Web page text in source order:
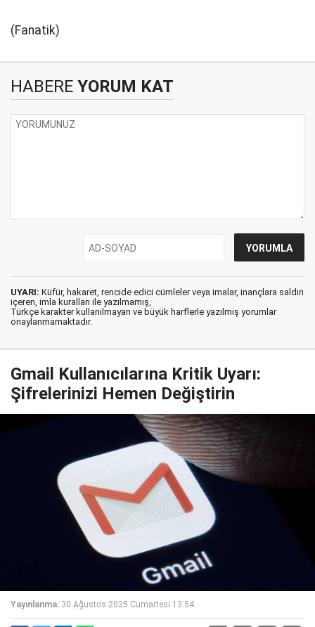
(Fanatik)
HABERE YORUM KAT
UYARI: Küfür, hakaret, rencide edici cümleler veya imalar, inançlara saldırı
içeren, imla kuralları ile yazılmamış,
Türkçe karakter kullanılmayan ve büyük harflerle yazılmış yorumlar
onaylanmamaktadır.
Gmail Kullanıcılarına Kritik Uyarı:
Şifrelerinizi Hemen Değiştirin
Yayınlanma: 30 Ağustos 2025 Cumartesi 13:54